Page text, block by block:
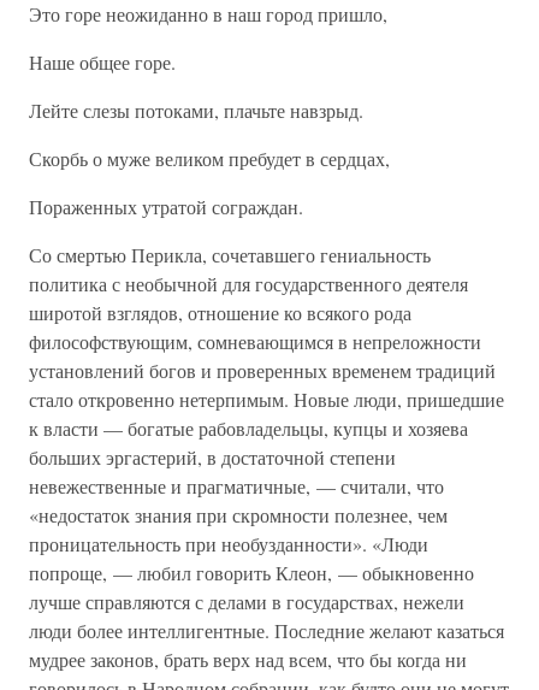
Это горе неожиданно в наш город пришло,
Наше общее горе.
Лейте слезы потоками, плачьте навзрыд.
Скорбь о муже великом пребудет в сердцах,
Пораженных утратой сограждан.
Со смертью Перикла, сочетавшего гениальность
политика с необычной для государственного деятеля
широтой взглядов, отношение ко всякого рода
философствующим, сомневающимся в непреложности
установлений богов и проверенных временем традиций
стало откровенно нетерпимым. Новые люди, пришедшие
к власти — богатые рабовладельцы, купцы и хозяева
больших эргастерий, в достаточной степени
невежественные и прагматичные, — считали, что
«недостаток знания при скромности полезнее, чем
проницательность при необузданности». «Люди
попроще, — любил говорить Клеон, — обыкновенно
лучше справляются с делами в государствах, нежели
люди более интеллигентные. Последние желают казаться
мудрее законов, брать верх над всем, что бы когда ни